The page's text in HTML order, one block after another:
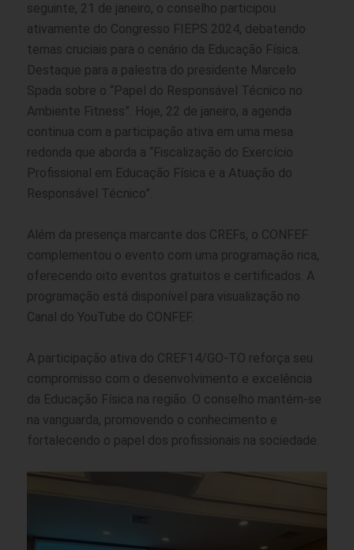
seguinte, 21 de janeiro, o conselho participou
ativamente do Congresso FIEPS 2024, debatendo
temas cruciais para o cenário da Educação Física.
Destaque para a palestra do presidente Marcelo
Spada sobre o “Papel do Responsável Técnico no
Ambiente Fitness”. Hoje, 22 de janeiro, a agenda
continua com a participação ativa em uma mesa
redonda que aborda a “Fiscalização do Exercício
Profissional em Educação Física e a Atuação do
Responsável Técnico”.
Além da presença marcante dos CREFs, o CONFEF
complementou o evento com uma programação rica,
oferecendo oito eventos gratuitos e certificados. A
programação está disponível para visualização no
Canal do YouTube do CONFEF.
A participação ativa do CREF14/GO-TO reforça seu
compromisso com o desenvolvimento e excelência
da Educação Física na região. O conselho mantém-se
na vanguarda, promovendo o conhecimento e
fortalecendo o papel dos profissionais na sociedade.